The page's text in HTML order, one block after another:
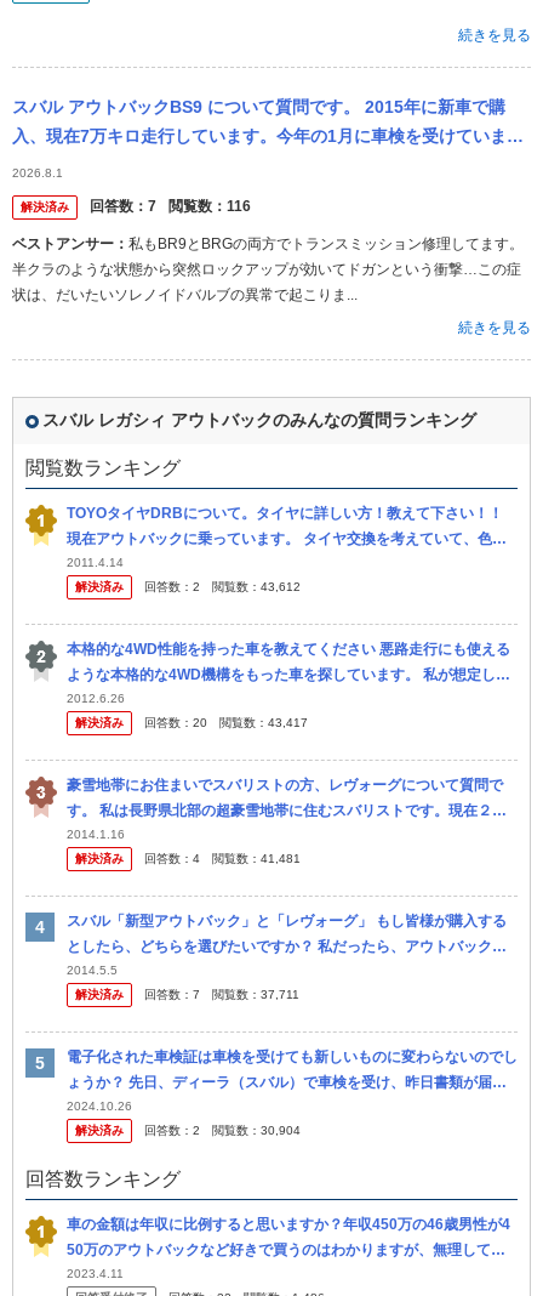
続きを見る
スバル アウトバックBS9 について質問です。 2015年に新車で購
入、現在7万キロ走行しています。今年の1月に車検を受けていま
す。半年ごとの点検パックも実施して来ました。が、先日予期せぬ
トラン...
2026.8.1
解決済み 回答数： 7 閲覧数： 116
ベストアンサー： 私もBR9とBRGの両方でトランスミッション修理してます。
半クラのような状態から突然ロックアップが効いてドガンという衝撃…この症
状は、だいたいソレノイドバルブの異常で起こりま...
続きを見る
スバル レガシィ アウトバックのみんなの質問ランキング
閲覧数ランキング
TOYOタイヤDRBについて。タイヤに詳しい方！教えて下さい！！
現在アウトバックに乗っています。 タイヤ交換を考えていて、色々
検索したのですが、TOYOタイヤのDRBが以上に安くて、ビックリ
し...
2011.4.14
解決済み
回答数： 2 閲覧数： 43,612
本格的な4WD性能を持った車を教えてください 悪路走行にも使える
ような本格的な4WD機構をもった車を探しています。 私が想定して
いる悪路は、以下のようなものです。 ・ 凹凸はそこまで大きくな
い...
2012.6.26
解決済み
回答数： 20 閲覧数： 43,417
豪雪地帯にお住まいでスバリストの方、レヴォーグについて質問で
す。 私は長野県北部の超豪雪地帯に住むスバリストです。現在２０
０７年式レガシィツーリングワゴン２．０GTを乗っていて、７年目
になったの...
2014.1.16
解決済み
回答数： 4 閲覧数： 41,481
スバル「新型アウトバック」と「レヴォーグ」 もし皆様が購入する
としたら、どちらを選びたいですか？ 私だったら、アウトバックの
ほうを選びたいですね。 レヴォーグは、インプレッサベースの日本
専用車...
2014.5.5
解決済み
回答数： 7 閲覧数： 37,711
電子化された車検証は車検を受けても新しいものに変わらないのでし
ょうか？ 先日、ディーラ（スバル）で車検を受け、昨日書類が届き
ました。 車検証について、車検に出す前に少し折れてしまっていた
箇所が...
2024.10.26
解決済み
回答数： 2 閲覧数： 30,904
回答数ランキング
車の金額は年収に比例すると思いますか？年収450万の46歳男性が4
50万のアウトバックなど好きで買うのはわかりますが、無理してる
なぁと思いますか？ アルファードやベルファイア乗ってる関東の田
2023.4.11